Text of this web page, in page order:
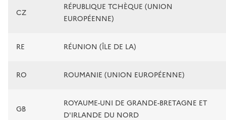
CZ
RÉPUBLIQUE TCHÈQUE (UNION
EUROPÉENNE)
RE RÉUNION (ÎLE DE LA)
RO ROUMANIE (UNION EUROPÉENNE)
GB
ROYAUME-UNI DE GRANDE-BRETAGNE ET
D'IRLANDE DU NORD